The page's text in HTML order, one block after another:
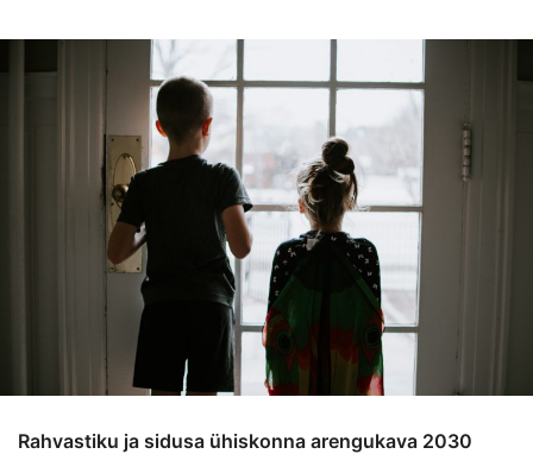
Rahvastiku ja sidusa ühiskonna arengukava 2030